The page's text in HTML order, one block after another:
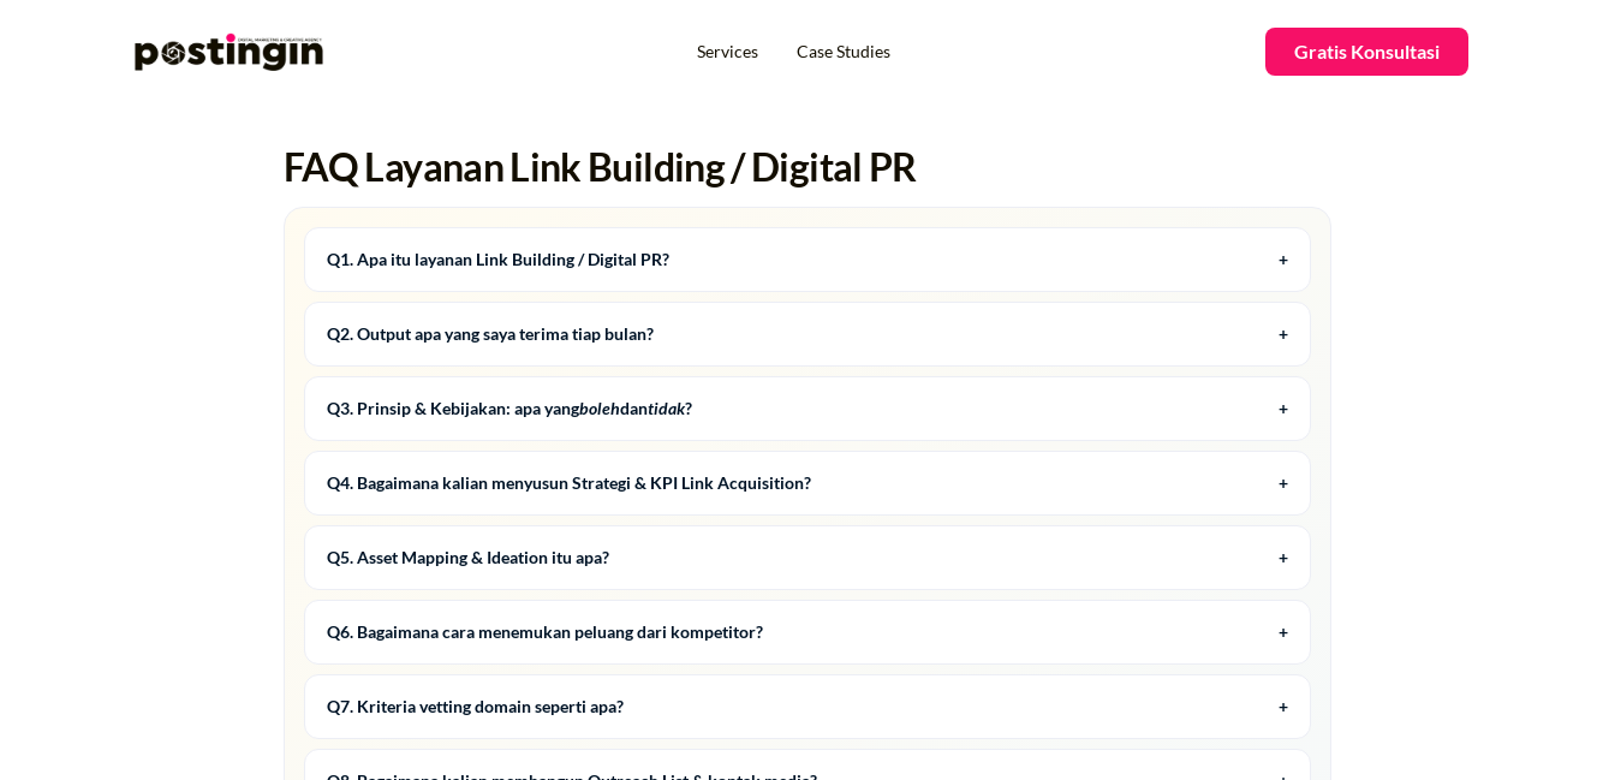
Services Case Studies Gratis Konsultasi
FAQ Layanan Link Building / Digital PR
Q1. Apa itu layanan Link Building / Digital PR?
Q2. Output apa yang saya terima tiap bulan?
Q3. Prinsip & Kebijakan: apa yangbolehdantidak?
Q4. Bagaimana kalian menyusun Strategi & KPI Link Acquisition?
Q5. Asset Mapping & Ideation itu apa?
Q6. Bagaimana cara menemukan peluang dari kompetitor?
Q7. Kriteria vetting domain seperti apa?